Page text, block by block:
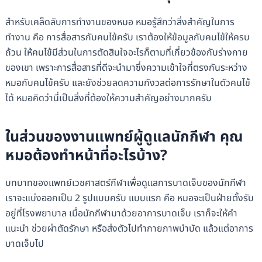
สำหรับเคล็ดลับการทำงานของหมอ หมอรู้สึกว่าสิ่งสำคัญในการ
ทำงาน คือ การสื่อสารกับคนไข้ครับ เราต้องให้ข้อมูลกับคนไข้ให้ครบ
ถ้วน ให้คนไข้มีส่วนในการตัดสินใจอะไรก็ตามที่เกี่ยวข้องกับร่างกาย
ของเขา เพราะการสื่อสารที่ดีจะนำมาซึ่งความเข้าใจที่ตรงกันระหว่าง
หมอกับคนไข้ครับ และยังช่วยลดความกังวลต่อการรักษาในตัวคนไข้
ได้ หมอคิดว่านี่เป็นสิ่งที่ต้องให้ความสำคัญอย่างมากครับ
ในส่วนของงานแพทย์ผู้ดูแลนักกีฬา คุณ
หมอต้องทำหน้าที่อะไรบ้าง?
บทบาทของแพทย์เวชศาสตร์กีฬาเพื่อดูแลการบาดเจ็บของนักกีฬา
เราจะแบ่งออกเป็น 2 รูปแบบครับ แบบแรก คือ หมอจะเป็นฝ่ายตั้งรับ
อยู่ที่โรงพยาบาล เมื่อนักกีฬามาด้วยอาการบาดเจ็บ เราก็จะให้คำ
แนะนำ ช่วยผ่าตัดรักษา หรือส่งตัวไปทำกายภาพบำบัด แล้วแต่อาการ
บาดเจ็บไป